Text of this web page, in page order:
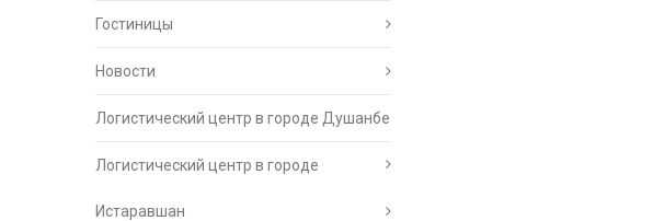
Гостиницы
Новости
Логистический центр в городе Душанбе
Логистический центр в городе
Истаравшан